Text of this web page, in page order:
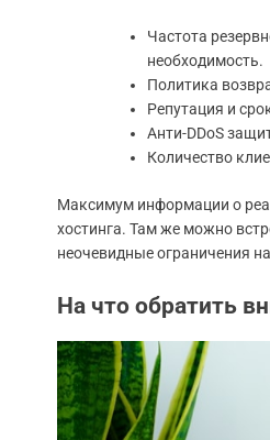
Частота
необходимость.
Политика
Репутация и
Анти-DDoS
Количество
Максимум информации о
хостинга. Там же можно
неочевидные ограничения
На что обратить